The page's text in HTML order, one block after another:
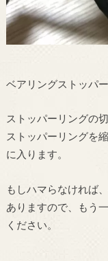
ベアリングストッパ
ストッパーリングの
ストッパーリングを
に入ります。
もしハマらなければ
ありますので、もう
ください。